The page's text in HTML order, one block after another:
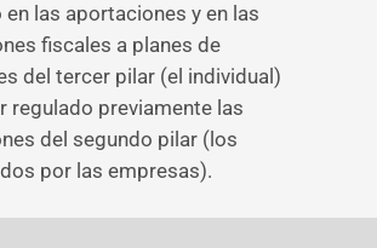
en las aportaciones y en las
fiscales a planes de
del tercer pilar (el individual)
regulado previamente las
del segundo pilar (los
por las empresas).